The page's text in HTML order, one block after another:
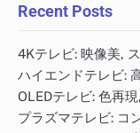
Recent Posts
4Kテレビ: 映像美,
ハイエンドテレビ:
OLEDテレビ: 色再
プラズマテレビ: コ